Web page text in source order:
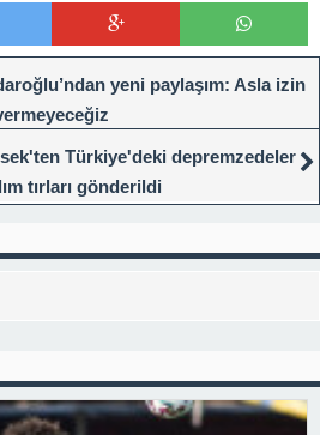
yeni paylaşım: Asla izin
Türkiye'deki depremzedeler
tırları gönderildi